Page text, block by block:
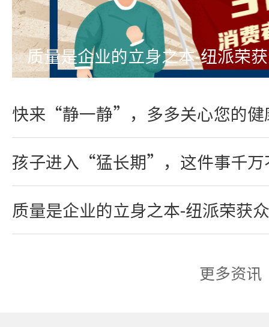
质量是企业的立身之本-纽派荣
快来“静一静”，多多关心您的健
孩子进入“猛长期”，这件事千万
质量是企业的立身之本-纽派荣获
更多资讯